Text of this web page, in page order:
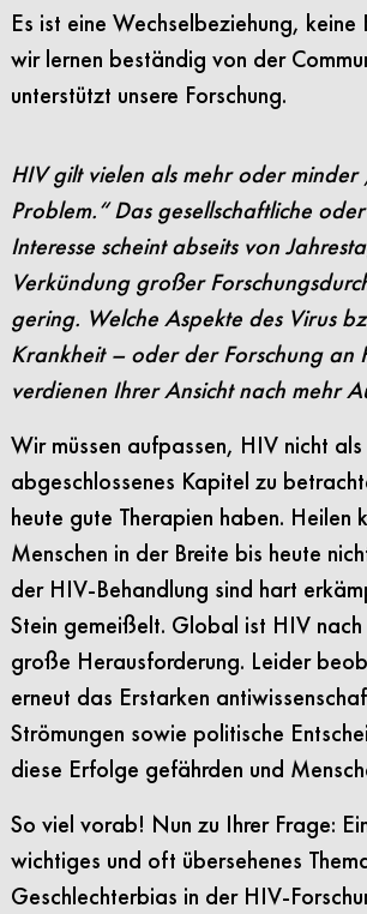
Es ist eine Wechselbeziehung,
wir lernen beständig von der
unterstützt unsere Forschung.
HIV gilt vielen als mehr oder minder
Problem.“ Das gesellschaftliche
Interesse scheint abseits von
Verkündung großer
gering. Welche Aspekte des Virus
Krankheit – oder der Forschung
verdienen Ihrer Ansicht nach mehr
Wir müssen aufpassen, HIV nicht als
abgeschlossenes Kapitel zu
heute gute Therapien haben. Heilen
Menschen in der Breite bis heute
der HIV-Behandlung sind hart
Stein gemeißelt. Global ist HIV
große Herausforderung. Leider
erneut das Erstarken
Strömungen sowie politische
diese Erfolge gefährden und
So viel vorab! Nun zu Ihrer Frage:
wichtiges und oft übersehenes
Geschlechterbias in der HIV-